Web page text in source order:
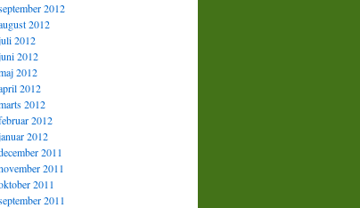
2012
2012
2012
2012
2012
2012
2012
2012
2012
2011
2011
2011
2011